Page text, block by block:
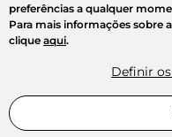
preferências a qualquer
Para mais informações sobre
clique aqui.
Definir